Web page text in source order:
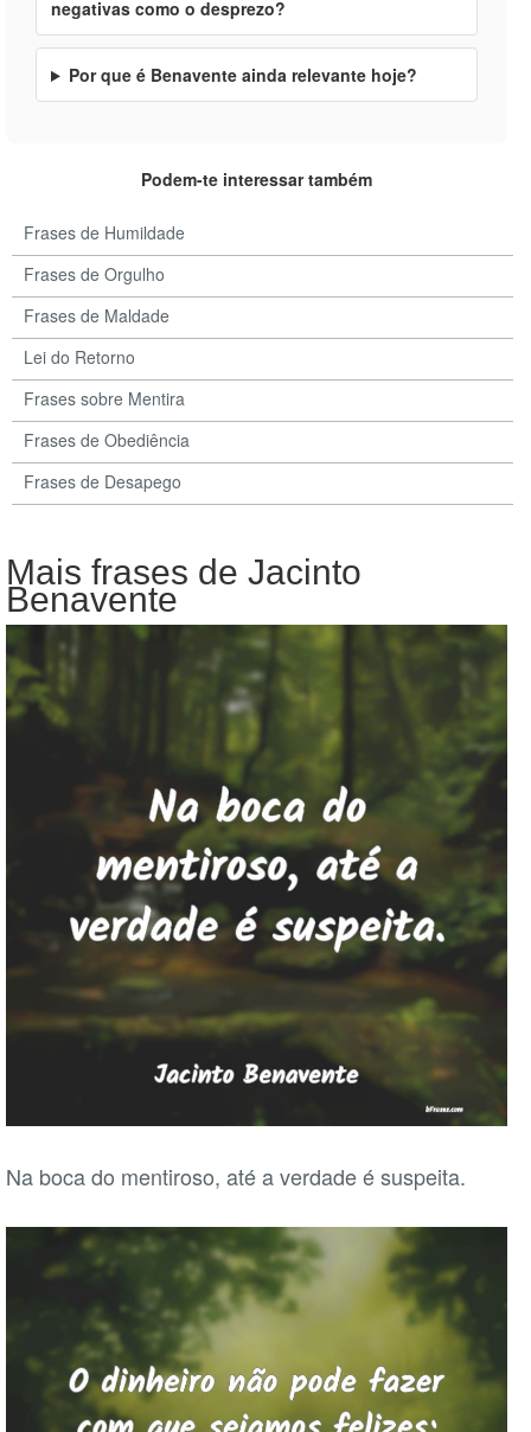
negativas como o desprezo?
Por que é Benavente ainda relevante hoje?
Podem-te interessar também
Frases de Humildade
Frases de Orgulho
Frases de Maldade
Lei do Retorno
Frases sobre Mentira
Frases de Obediência
Frases de Desapego
Mais frases de Jacinto
Benavente
Na boca do mentiroso, até a verdade é suspeita.